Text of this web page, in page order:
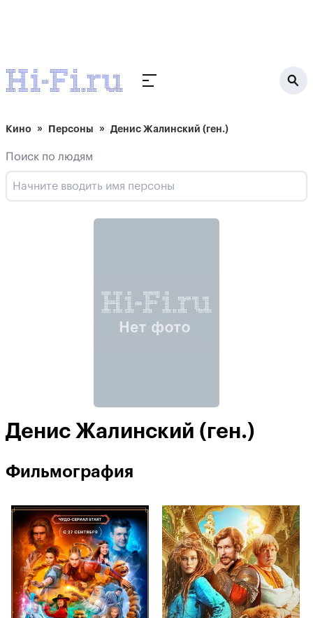
Кино Персоны Денис Жалинский (ген.)
Поиск по людям
Денис Жалинский (ген.)
Фильмография